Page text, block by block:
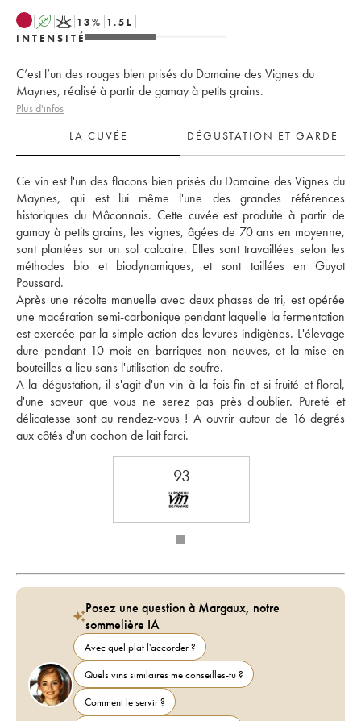
A K 13% 1.5 L
INTENSITÉ
C’est l’un des rouges bien prisés du Domaine des Vignes du
Maynes, réalisé à partir de gamay à petits grains.
Plus d'infos
LA CUVÉE
DÉGUSTATION ET GARDE
Ce vin est l'un des flacons bien prisés du Domaine des Vignes du
Maynes, qui est lui même l'une des grandes références
historiques du Mâconnais. Cette cuvée est produite à partir de
gamay à petits grains, les vignes, âgées de 70 ans en moyenne,
sont plantées sur un sol calcaire. Elles sont travaillées selon les
méthodes bio et biodynamiques, et sont taillées en Guyot
Poussard.
Après une récolte manuelle avec deux phases de tri, est opérée
une macération semi-carbonique pendant laquelle la fermentation
est exercée par la simple action des levures indigènes. L'élevage
dure pendant 10 mois en barriques non neuves, et la mise en
bouteilles a lieu sans l'utilisation de soufre.
A la dégustation, il s'agit d'un vin à la fois fin et si fruité et floral,
d'une saveur que vous ne serez pas près d'oublier. Pureté et
délicatesse sont au rendez-vous ! A ouvrir autour de 16 degrés
aux côtés d'un cochon de lait farci.
93
Posez une question à Margaux, notre
sommelière IA
Avec quel plat l'accorder ?
Quels vins similaires me conseilles-tu ?
Comment le servir ?